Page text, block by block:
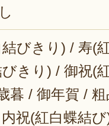
びきり) / 寿(
きり) / 御祝(
暮 / 御年賀 /
祝(紅白蝶結